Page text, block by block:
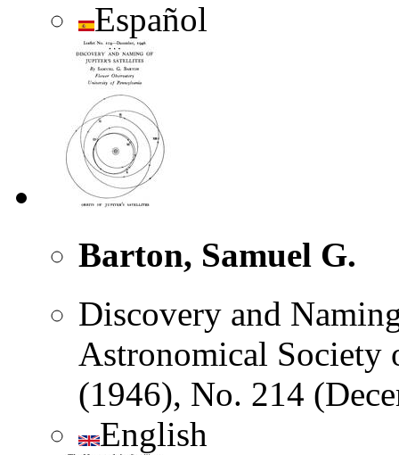
Español
Barton, Samuel G.
Discovery and
Astronomical Society
(1946), No. 214
English